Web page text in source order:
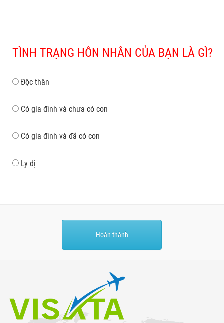
TÌNH TRẠNG HÔN NHÂN CỦA BẠN LÀ GÌ?
Độc thân
Có gia đình và chưa có con
Có gia đình và đã có con
Ly dị
Hoàn thành